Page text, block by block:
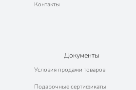
Контакты
Документы
Условия продажи товаров
Подарочные сертификаты